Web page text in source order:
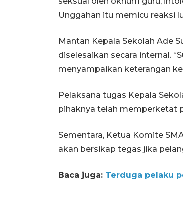
Unggahan itu memicu reaksi
Mantan Kepala Sekolah Ade
diselesaikan secara internal.
menyampaikan keterangan
Pelaksana tugas Kepala
pihaknya telah memperketat
Sementara, Ketua Komite
akan bersikap tegas jika
Baca juga: Terduga pelaku